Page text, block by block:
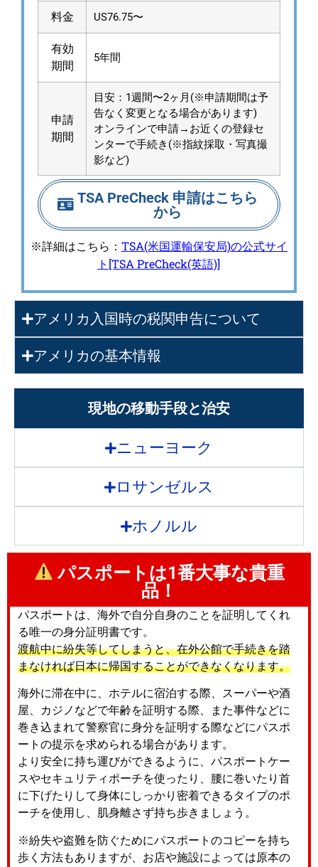
料金 US76.75〜
有効
期間
5年間
申請
期間
目安：1週間〜2ヶ月(※申請期間は予
告なく変更となる場合があります)
オンラインで申請→お近くの登録セ
ンターで手続き(※指紋採取・写真撮
影など)
TSA PreCheck 申請はこちら
から
※詳細はこちら： TSA(米国運輸保安局)の公式サイ
ト[TSA PreCheck(英語)]
アメリカ入国時の税関申告について
アメリカの基本情報
現地の移動手段と治安
ニューヨーク
ロサンゼルス
ホノルル
パスポートは1番大事な貴重
品！
パスポートは、海外で自分自身のことを証明してくれ
る唯一の身分証明書です。
渡航中に紛失等してしまうと、在外公館で手続きを踏
まなければ日本に帰国することができなくなります。
海外に滞在中に、ホテルに宿泊する際、スーパーや酒
屋、カジノなどで年齢を証明する際、また事件などに
巻き込まれて警察官に身分を証明する際などにパスポ
ートの提示を求められる場合があります。
より安全に持ち運びができるように、パスポートケー
スやセキュリティポーチを使ったり、腰に巻いたり首
に下げたりして身体にしっかり密着できるタイプのポ
ーチを使用し、肌身離さず持ち歩きましょう。
※紛失や盗難を防ぐためにパスポートのコピーを持ち
歩く方法もありますが、お店や施設によっては原本の